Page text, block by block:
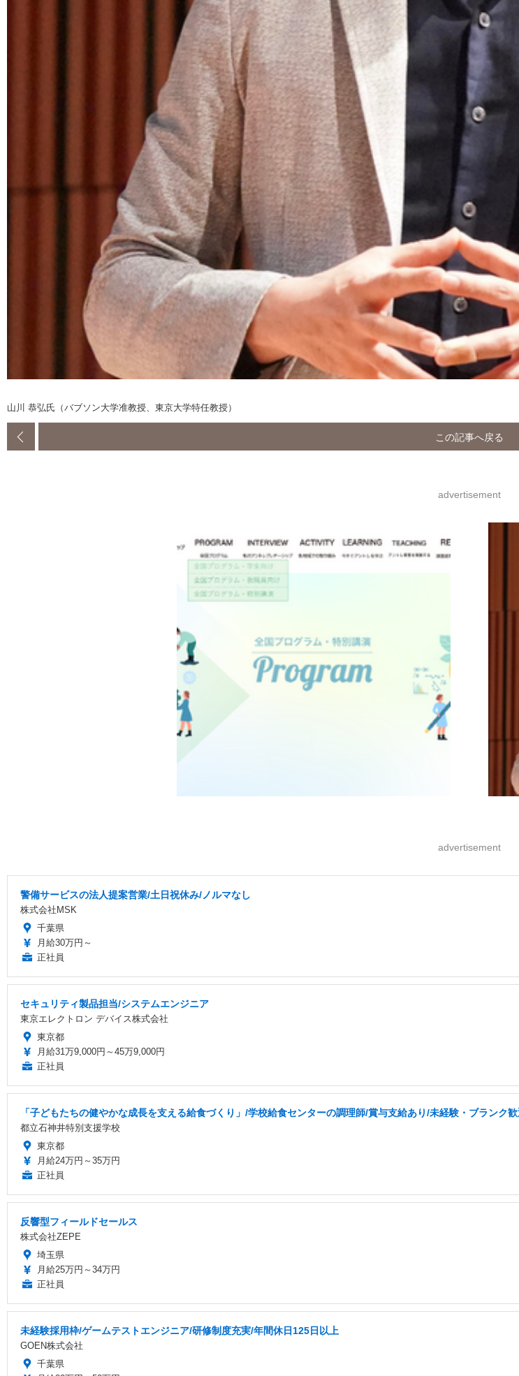
山川 恭弘氏（バブソン大学准教授、東京大学特任教授）
この記事へ戻る
advertisement
advertisement
警備サービスの法人提案営業/土日祝休み/ノルマなし
株式会社MSK
千葉県
月給30万円～
正社員
セキュリティ製品担当/システムエンジニア
東京エレクトロン デバイス株式会社
東京都
月給31万9,000円～45万9,000円
正社員
「子どもたちの健やかな成長を支える給食づくり」/学校給食センターの調理師/賞与支給あり/未経験・ブランク歓
都立石神井特別支援学校
東京都
月給24万円～35万円
正社員
反響型フィールドセールス
株式会社ZEPE
埼玉県
月給25万円～34万円
正社員
未経験採用枠/ゲームテストエンジニア/研修制度充実/年間休日125日以上
GOEN株式会社
千葉県